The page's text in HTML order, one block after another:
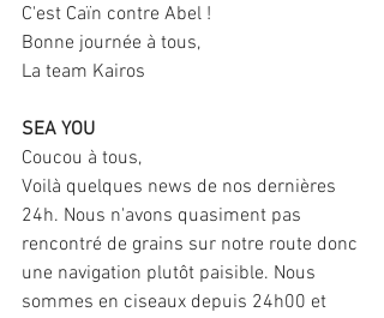
C'est Caïn contre Abel !
Bonne journée à tous,
La team Kairos
SEA YOU
Coucou à tous,
Voilà quelques news de nos dernières
24h. Nous n'avons quasiment pas
rencontré de grains sur notre route donc
une navigation plutôt paisible. Nous
sommes en ciseaux depuis 24h00 et